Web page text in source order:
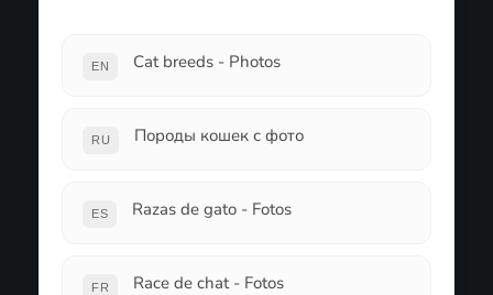
EN Cat breeds - Photos
RU Породы кошек с фото
ES Razas de gato - Fotos
FR Race de chat - Fotos